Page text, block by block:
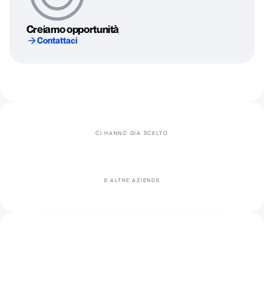
Creiamo opportunità
Contattaci
CI HANNO GIÀ SCELTO
E ALTRE AZIENDE